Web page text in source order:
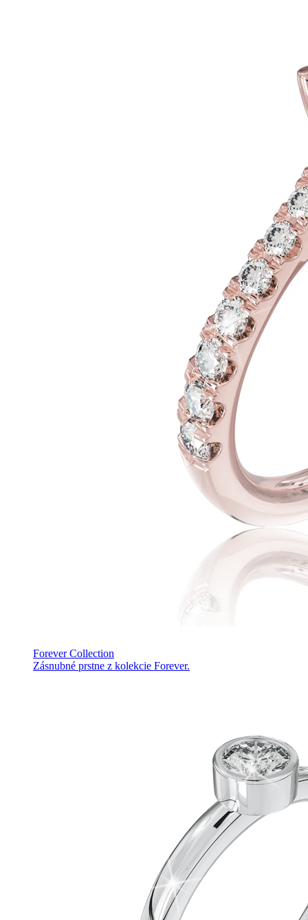
Forever Collection
Zásnubné prstne z kolekcie Forever.